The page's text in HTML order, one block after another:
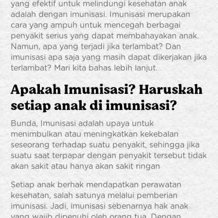
yang efektif untuk melindungi kesehatan anak
adalah dengan imunisasi. Imunisasi merupakan
cara yang ampuh untuk mencegah berbagai
penyakit serius yang dapat membahayakan anak.
Namun, apa yang terjadi jika terlambat? Dan
imunisasi apa saja yang masih dapat dikerjakan jika
terlambat? Mari kita bahas lebih lanjut.
Apakah Imunisasi? Haruskah
setiap anak di imunisasi?
Bunda, Imunisasi adalah upaya untuk
menimbulkan atau meningkatkan kekebalan
seseorang terhadap suatu penyakit, sehingga jika
suatu saat terpapar dengan penyakit tersebut tidak
akan sakit atau hanya akan sakit ringan
Setiap anak berhak mendapatkan perawatan
kesehatan, salah satunya melalui pemberian
imunisasi. Jadi, imunisasi sebenarnya hak anak